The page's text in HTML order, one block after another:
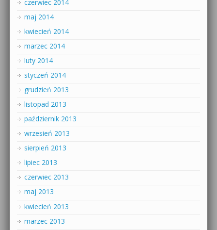
czerwiec 2014
maj 2014
kwiecień 2014
marzec 2014
luty 2014
styczeń 2014
grudzień 2013
listopad 2013
październik 2013
wrzesień 2013
sierpień 2013
lipiec 2013
czerwiec 2013
maj 2013
kwiecień 2013
marzec 2013